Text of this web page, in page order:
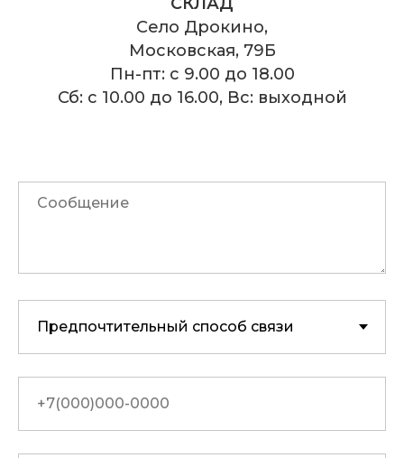
Село Дрокино,
Московская, 79Б
Пн-пт: с 9.00 до 18.00
Сб: с 10.00 до 16.00, Вс: выходной